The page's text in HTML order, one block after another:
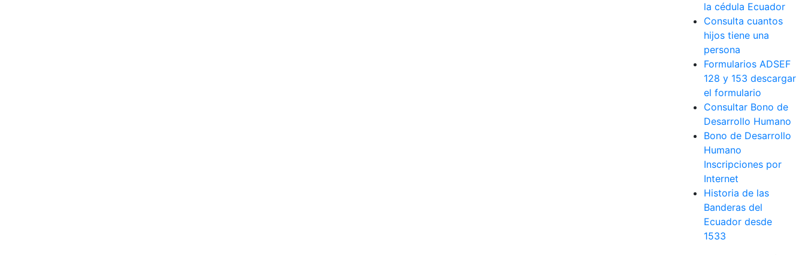
la cédula Ecuador
Consulta cuantos
hijos tiene una
persona
Formularios ADSEF
128 y 153 descargar
el formulario
Consultar Bono de
Desarrollo Humano
Bono de Desarrollo
Humano
Inscripciones por
Internet
Historia de las
Banderas del
Ecuador desde
1533